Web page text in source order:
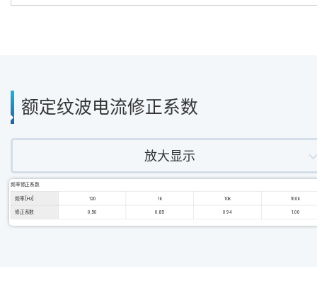
额定纹波电流修正系数
放大显示
频率修正系数
频率 [Hz] 120 1k 10k 100k
修正系数 0.50 0.85 0.94 1.00